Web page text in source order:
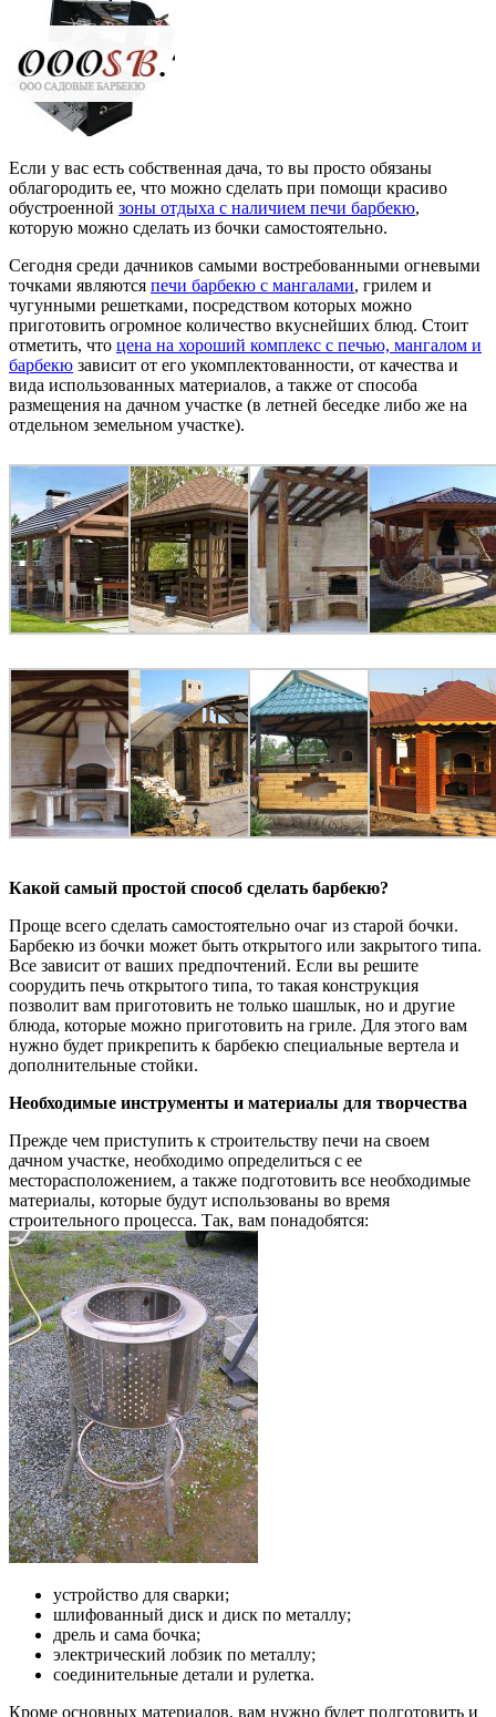
Если у вас есть собственная дача, то вы просто обязаны
облагородить ее, что можно сделать при помощи красиво
обустроенной зоны отдыха с наличием печи барбекю,
которую можно сделать из бочки самостоятельно.
Сегодня среди дачников самыми востребованными огневыми
точками являются печи барбекю с мангалами, грилем и
чугунными решетками, посредством которых можно
приготовить огромное количество вкуснейших блюд. Стоит
отметить, что цена на хороший комплекс с печью, мангалом и
барбекю зависит от его укомплектованности, от качества и
вида использованных материалов, а также от способа
размещения на дачном участке (в летней беседке либо же на
отдельном земельном участке).
Какой самый простой способ сделать барбекю?
Проще всего сделать самостоятельно очаг из старой бочки.
Барбекю из бочки может быть открытого или закрытого типа.
Все зависит от ваших предпочтений. Если вы решите
соорудить печь открытого типа, то такая конструкция
позволит вам приготовить не только шашлык, но и другие
блюда, которые можно приготовить на гриле. Для этого вам
нужно будет прикрепить к барбекю специальные вертела и
дополнительные стойки.
Необходимые инструменты и материалы для творчества
Прежде чем приступить к строительству печи на своем
дачном участке, необходимо определиться с ее
месторасположением, а также подготовить все необходимые
материалы, которые будут использованы во время
строительного процесса. Так, вам понадобятся:
устройство для сварки;
шлифованный диск и диск по металлу;
дрель и сама бочка;
электрический лобзик по металлу;
соединительные детали и рулетка.
Кроме основных материалов, вам нужно будет подготовить и